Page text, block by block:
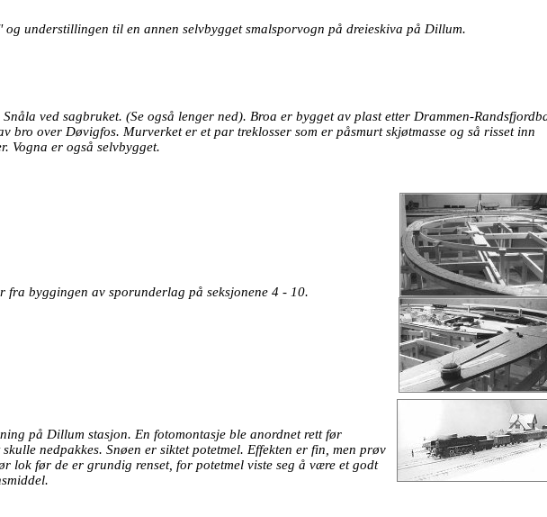
og understillingen til en annen selvbygget smalsporvogn på dreieskiva på Dillum.
Snåla ved sagbruket. (Se også lenger ned). Broa er bygget av plast etter Drammen-
bro over Døvigfos. Murverket er et par treklosser som er påsmurt skjøtmasse og så risset inn
Vogna er også selvbygget.
fra byggingen av sporunderlag på seksjonene 4 - 10.
på Dillum stasjon. En fotomontasje ble anordnet rett før
nedpakkes. Snøen er siktet potetmel. Effekten er fin, men prøv
lok før de er grundig renset, for potetmel viste seg å være et godt